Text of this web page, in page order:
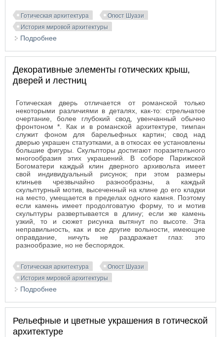
Готическая архитектура
Огюст Шуази
История мировой архитектуры
Подробнее
Декоративные элементы готических крыш,
дверей и лестниц
Готическая дверь отличается от романской только
некоторыми различиями в деталях, как-то: стрельчатое
очертание, более глубокий свод, увенчанный обычно
фронтоном *. Как и в романской архитектуре, тимпан
служит фоном для барельефных картин; свод над
дверью украшен статуэтками, а в откосах ее установлены
большие фигуры. Скульпторы достигают поразительного
многообразия этих украшений. В соборе Парижской
Богоматери каждый клин дверного архивольта имеет
свой индивидуальный рисунок; при этом размеры
клиньев чрезвычайно разнообразны, а каждый
скульптурный мотив, высеченный на клине до его кладки
на место, умещается в пределах одного камня. Поэтому
если камень имеет продолговатую форму, то и мотив
скульптуры развертывается в длину; если же камень
узкий, то и сюжет рисунка вытянут по высоте. Эта
неправильность, как и все другие вольности, имеющие
оправдание, ничуть не раздражает глаз: это
разнообразие, но не беспорядок.
Готическая архитектура
Огюст Шуази
История мировой архитектуры
Подробнее
Рельефные и цветные украшения в готической
архитектуре